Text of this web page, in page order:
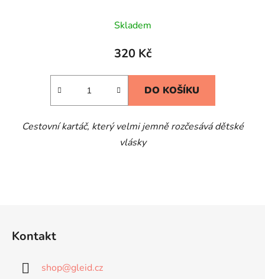
Skladem
320 Kč
DO KOŠÍKU
Cestovní kartáč, který velmi jemně rozčesává dětské
vlásky
Kontakt
shop@gleid.cz